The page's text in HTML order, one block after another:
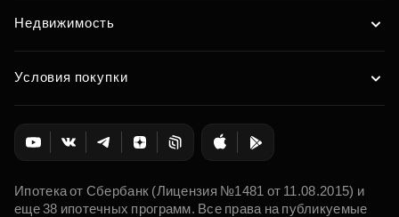
Недвижимость
Условия покупки
Ипотека от Сбербанк (Лицензия №1481 от 11.08.2015) и
еще 38 ипотечных программ. Все права на публикуемые